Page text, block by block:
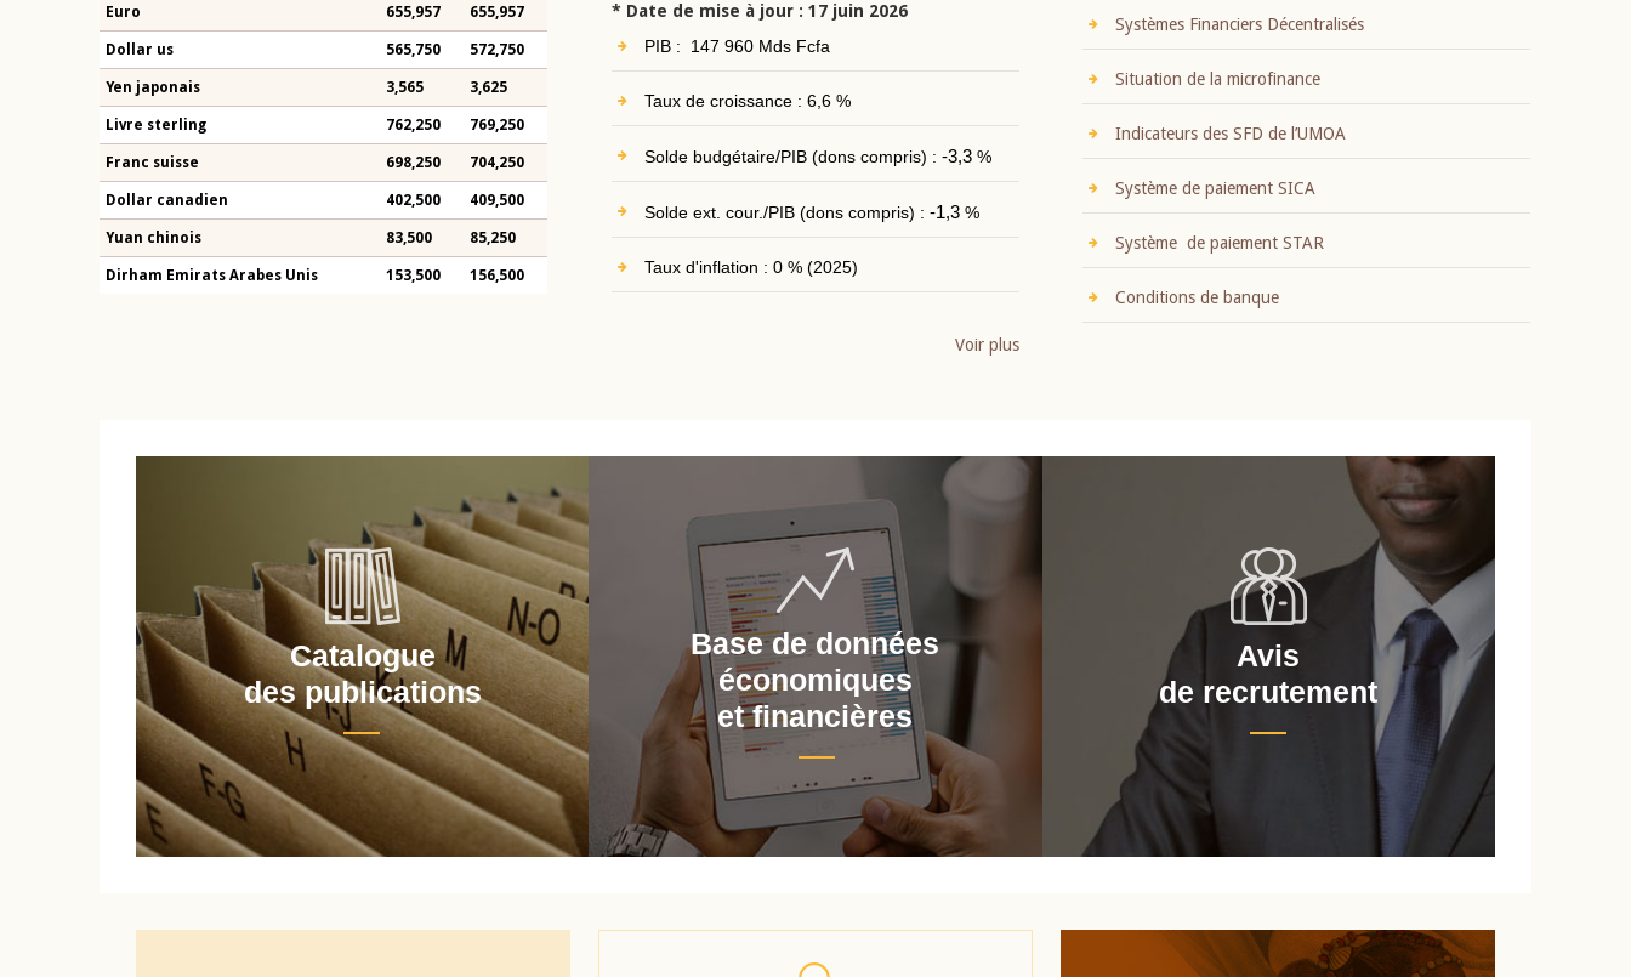
Euro 655,957 655,957
Dollar us 565,750 572,750
Yen japonais 3,565 3,625
Livre sterling 762,250 769,250
Franc suisse 698,250 704,250
Dollar canadien 402,500 409,500
Yuan chinois 83,500 85,250
Dirham Emirats Arabes Unis 153,500 156,500
* Date de mise à jour : 17 juin 2026
PIB : 147 960 Mds Fcfa
Taux de croissance : 6,6 %
Solde budgétaire/PIB (dons compris) : -3,3%
Solde ext. cour./PIB (dons compris) : -1,3%
Taux d'inflation : 0 % (2025)
Voir plus
Systèmes Financiers Décentralisés
Situation de la microfinance
Indicateurs des SFD de l’UMOA
Système de paiement SICA
Système de paiement STAR
Conditions de banque
Catalogue
des publications
Base de données
économiques
et financières
Avis
de recrutement